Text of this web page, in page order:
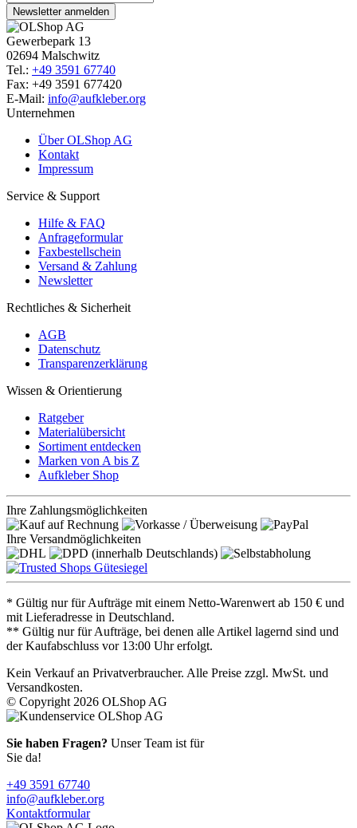
Newsletter anmelden
Gewerbepark 13
02694 Malschwitz
Tel.: +49 3591 67740
Fax: +49 3591 677420
E-Mail: info@aufkleber.org
Unternehmen
Über OLShop AG
Kontakt
Impressum
Service & Support
Hilfe & FAQ
Anfrageformular
Faxbestellschein
Versand & Zahlung
Newsletter
Rechtliches & Sicherheit
AGB
Datenschutz
Transparenzerklärung
Wissen & Orientierung
Ratgeber
Materialübersicht
Sortiment entdecken
Marken von A bis Z
Aufkleber Shop
Ihre Zahlungsmöglichkeiten
Ihre Versandmöglichkeiten
* Gültig nur für Aufträge mit einem Netto-Warenwert ab 150 € und
mit Lieferadresse in Deutschland.
** Gültig nur für Aufträge, bei denen alle Artikel lagernd sind und
der Kaufabschluss vor 13:00 Uhr erfolgt.
Kein Verkauf an Privatverbraucher. Alle Preise zzgl. MwSt. und
Versandkosten.
© Copyright 2026 OLShop AG
Sie haben Fragen? Unser Team ist für
Sie da!
+49 3591 67740
info@aufkleber.org
Kontaktformular